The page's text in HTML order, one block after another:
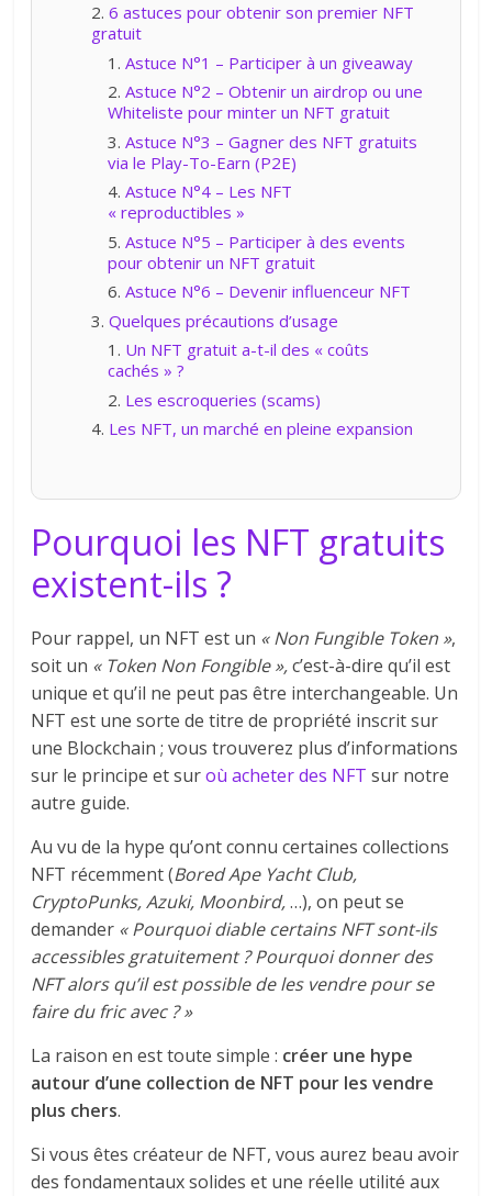
6 astuces pour obtenir son premier NFT
gratuit
Astuce N°1 – Participer à un giveaway
Astuce N°2 – Obtenir un airdrop ou une
Whiteliste pour minter un NFT gratuit
Astuce N°3 – Gagner des NFT gratuits
via le Play-To-Earn (P2E)
Astuce N°4 – Les NFT
« reproductibles »
Astuce N°5 – Participer à des events
pour obtenir un NFT gratuit
Astuce N°6 – Devenir influenceur NFT
Quelques précautions d’usage
Un NFT gratuit a-t-il des « coûts
cachés » ?
Les escroqueries (scams)
Les NFT, un marché en pleine expansion
Pourquoi les NFT gratuits
existent-ils ?
Pour rappel, un NFT est un « Non Fungible Token »,
soit un « Token Non Fongible »,c’est-à-dire qu’il est
unique et qu’il ne peut pas être interchangeable. Un
NFT est une sorte de titre de propriété inscrit sur
une Blockchain ; vous trouverez plus d’informations
sur le principe et suroù acheter des NFT sur notre
autre guide.
Au vu de la hype qu’ont connu certaines collections
NFT récemment (Bored Ape Yacht Club,
CryptoPunks, Azuki, Moonbird,…), on peut se
demander « Pourquoi diable certains NFT sont-ils
accessibles gratuitement ? Pourquoi donner des
NFT alors qu’il est possible de les vendre pour se
faire du fric avec ? »
La raison en est toute simple : créer une hype
autour d’une collection de NFT pour les vendre
plus chers.
Si vous êtes créateur de NFT, vous aurez beau avoir
des fondamentaux solides et une réelle utilité aux